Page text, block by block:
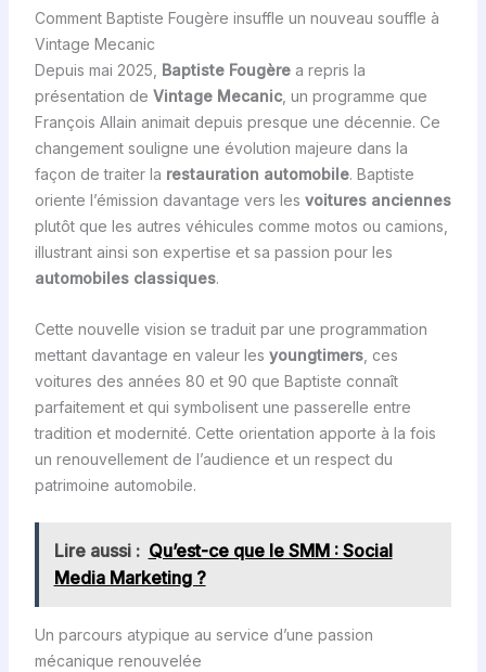
Comment Baptiste Fougère insuffle un nouveau souffle à
Vintage Mecanic
Depuis mai 2025, Baptiste Fougèrea repris la
présentation de Vintage Mecanic, un programme que
François Allain animait depuis presque une décennie. Ce
changement souligne une évolution majeure dans la
façon de traiter la restauration automobile. Baptiste
oriente l’émission davantage vers les voitures anciennes
plutôt que les autres véhicules comme motos ou camions,
illustrant ainsi son expertise et sa passion pour les
automobiles classiques.
Cette nouvelle vision se traduit par une programmation
mettant davantage en valeur les youngtimers, ces
voitures des années 80 et 90 que Baptiste connaît
parfaitement et qui symbolisent une passerelle entre
tradition et modernité. Cette orientation apporte à la fois
un renouvellement de l’audience et un respect du
patrimoine automobile.
Lire aussi : Qu’est-ce que le SMM : Social
Media Marketing ?
Un parcours atypique au service d’une passion
mécanique renouvelée